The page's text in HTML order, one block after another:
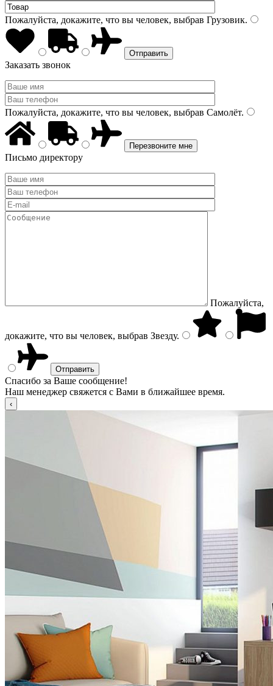
Пожалуйста, докажите, что вы человек, выбрав Грузовик.
Заказать звонок
Пожалуйста, докажите, что вы человек, выбрав Самолёт.
Письмо директору
Пожалуйста,
докажите, что вы человек, выбрав Звезду.
Спасибо за Ваше сообщение!
Наш менеджер свяжется с Вами в ближайшее время.